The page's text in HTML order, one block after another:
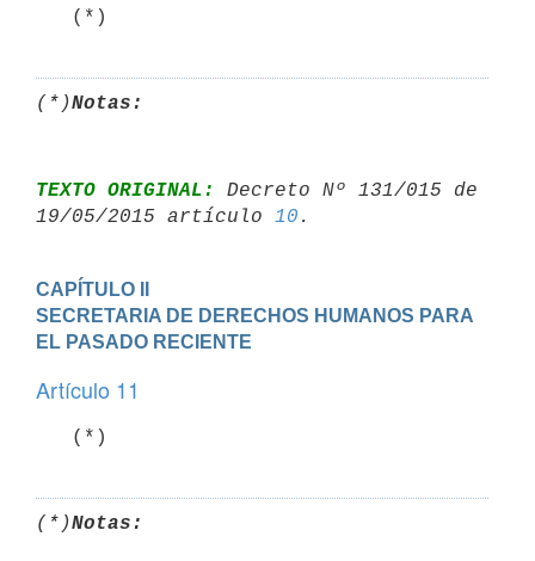
   (*)
(*)Notas:
TEXTO ORIGINAL:
Decreto Nº 131/015 de
19/05/2015 artículo 10
CAPÍTULO II
SECRETARIA DE DERECHOS HUMANOS PARA
EL PASADO RECIENTE
Artículo 11
   (*)
(*)Notas: